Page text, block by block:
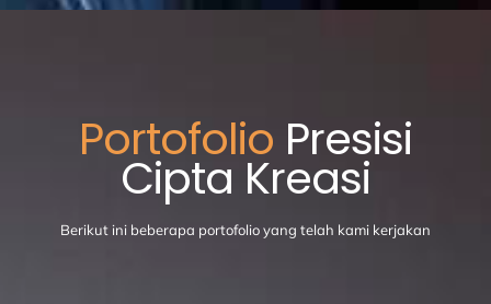
Portofolio Presisi
Cipta Kreasi
Berikut ini beberapa portofolio yang telah kami kerjakan